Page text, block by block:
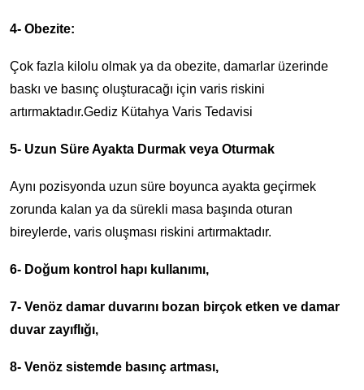
4- Obezite:
Çok fazla kilolu olmak ya da obezite, damarlar üzerinde
baskı ve basınç oluşturacağı için varis riskini
artırmaktadır.Gediz Kütahya Varis Tedavisi
5- Uzun Süre Ayakta Durmak veya Oturmak
Aynı pozisyonda uzun süre boyunca ayakta geçirmek
zorunda kalan ya da sürekli masa başında oturan
bireylerde, varis oluşması riskini artırmaktadır.
6- Doğum kontrol hapı kullanımı,
7- Venöz damar duvarını bozan birçok etken ve damar
duvar zayıflığı,
8- Venöz sistemde basınç artması,